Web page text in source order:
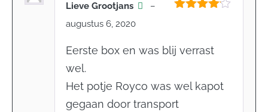
Lieve Grootjans
–
augustus 6, 2020
Eerste box en was blij verrast
wel.
Het potje Royco was wel kapot
gegaan door transport